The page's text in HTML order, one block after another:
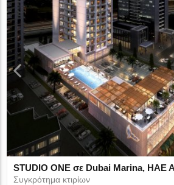
STUDIO ONE σε Dubai Marina, ΗΑΕ
Συγκρότημα κτιρίων